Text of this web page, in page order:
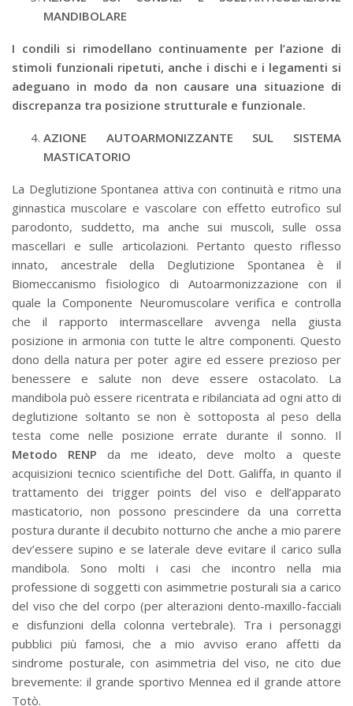
MANDIBOLARE
I condili si rimodellano continuamente per l’azione di
stimoli funzionali ripetuti, anche i dischi e i legamenti si
adeguano in modo da non causare una situazione di
discrepanza tra posizione strutturale e funzionale.
AZIONE AUTOARMONIZZANTE SUL SISTEMA
MASTICATORIO
La Deglutizione Spontanea attiva con continuità e ritmo una
ginnastica muscolare e vascolare con effetto eutrofico sul
parodonto, suddetto, ma anche sui muscoli, sulle ossa
mascellari e sulle articolazioni. Pertanto questo riflesso
innato, ancestrale della Deglutizione Spontanea è il
Biomeccanismo fisiologico di Autoarmonizzazione con il
quale la Componente Neuromuscolare verifica e controlla
che il rapporto intermascellare avvenga nella giusta
posizione in armonia con tutte le altre componenti. Questo
dono della natura per poter agire ed essere prezioso per
benessere e salute non deve essere ostacolato. La
mandibola può essere ricentrata e ribilanciata ad ogni atto di
deglutizione soltanto se non è sottoposta al peso della
testa come nelle posizione errate durante il sonno. Il
Metodo RENP da me ideato, deve molto a queste
acquisizioni tecnico scientifiche del Dott. Galiffa, in quanto il
trattamento dei trigger points del viso e dell’apparato
masticatorio, non possono prescindere da una corretta
postura durante il decubito notturno che anche a mio parere
dev’essere supino e se laterale deve evitare il carico sulla
mandibola. Sono molti i casi che incontro nella mia
professione di soggetti con asimmetrie posturali sia a carico
del viso che del corpo (per alterazioni dento-maxillo-facciali
e disfunzioni della colonna vertebrale). Tra i personaggi
pubblici più famosi, che a mio avviso erano affetti da
sindrome posturale, con asimmetria del viso, ne cito due
brevemente: il grande sportivo Mennea ed il grande attore
Totò.